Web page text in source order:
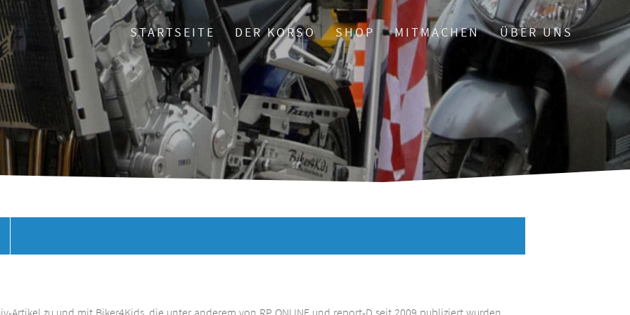
STARTSEITE DER KORSO SHOP MITMACHEN ÜBER UNS